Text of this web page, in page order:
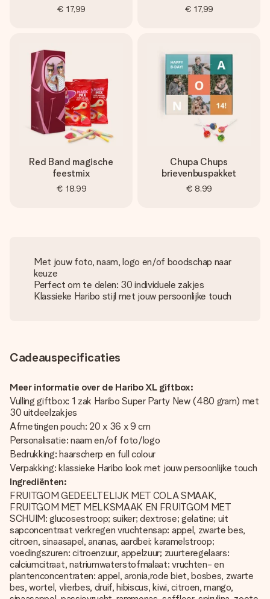
€ 17,99 € 17,99
Red Band magische
feestmix
€ 18,99
Chupa Chups
brievenbuspakket
€ 8,99
Met jouw foto, naam, logo en/of boodschap naar
keuze
Perfect om te delen: 30 individuele zakjes
Klassieke Haribo stijl met jouw persoonlijke touch
Cadeauspecificaties
Meer informatie over de Haribo XL giftbox:
Vulling giftbox: 1 zak Haribo Super Party New (480 gram) met
30 uitdeelzakjes
Afmetingen pouch: 20 x 36 x 9 cm
Personalisatie: naam en/of foto/logo
Bedrukking: haarscherp en full colour
Verpakking: klassieke Haribo look met jouw persoonlijke touch
Ingrediënten:
FRUITGOM GEDEELTELIJK MET COLA SMAAK,
FRUITGOM MET MELKSMAAK EN FRUITGOM MET
SCHUIM: glucosestroop; suiker; dextrose; gelatine; uit
sapconcentraat verkregen vruchtensap: appel, zwarte bes,
citroen, sinaasapel, ananas, aardbei; karamelstroop;
voedingszuren: citroenzuur, appelzuur; zuurteregelaars:
calciumcitraat, natriumwaterstofmalaat; vruchten- en
plantenconcentraten: appel, aronia,rode biet, bosbes, zwarte
bes, wortel, vlierbes, druif, hibiscus, kiwi, citroen, mango,